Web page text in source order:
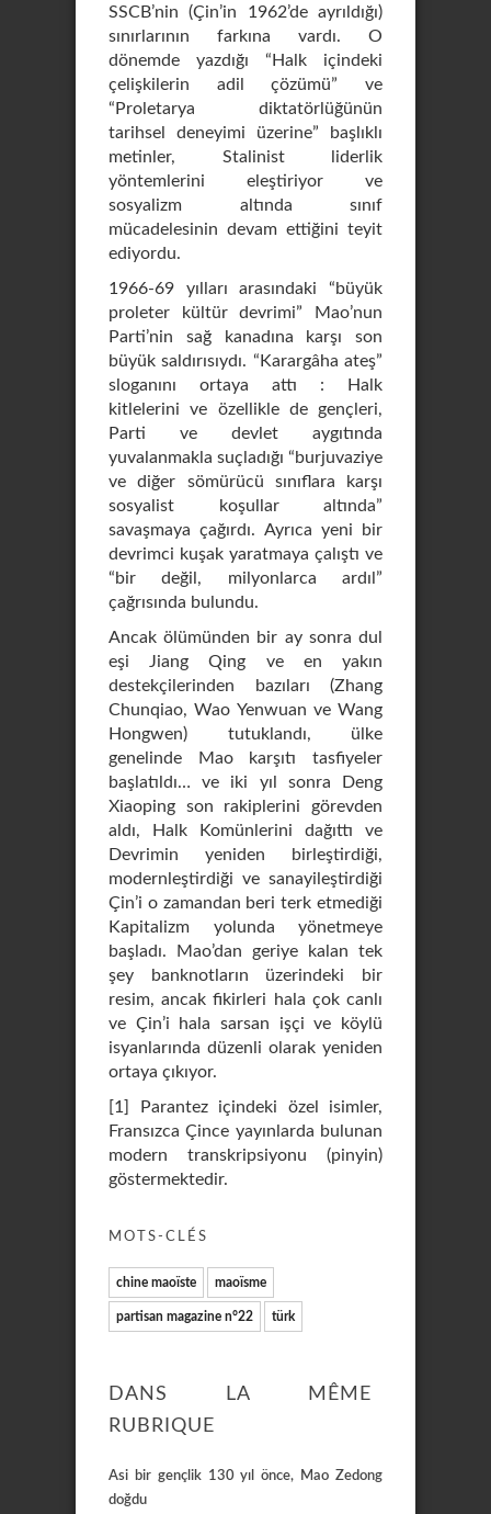
SSCB’nin (Çin’in 1962’de ayrıldığı)
sınırlarının farkına vardı. O
dönemde yazdığı “Halk içindeki
çelişkilerin adil çözümü” ve
“Proletarya diktatörlüğünün
tarihsel deneyimi üzerine” başlıklı
metinler, Stalinist liderlik
yöntemlerini eleştiriyor ve
sosyalizm altında sınıf
mücadelesinin devam ettiğini teyit
ediyordu.
1966-69 yılları arasındaki “büyük
proleter kültür devrimi” Mao’nun
Parti’nin sağ kanadına karşı son
büyük saldırısıydı. “Karargâha ateş”
sloganını ortaya attı : Halk
kitlelerini ve özellikle de gençleri,
Parti ve devlet aygıtında
yuvalanmakla suçladığı “burjuvaziye
ve diğer sömürücü sınıflara karşı
sosyalist koşullar altında”
savaşmaya çağırdı. Ayrıca yeni bir
devrimci kuşak yaratmaya çalıştı ve
“bir değil, milyonlarca ardıl”
çağrısında bulundu.
Ancak ölümünden bir ay sonra dul
eşi Jiang Qing ve en yakın
destekçilerinden bazıları (Zhang
Chunqiao, Wao Yenwuan ve Wang
Hongwen) tutuklandı, ülke
genelinde Mao karşıtı tasfiyeler
başlatıldı… ve iki yıl sonra Deng
Xiaoping son rakiplerini görevden
aldı, Halk Komünlerini dağıttı ve
Devrimin yeniden birleştirdiği,
modernleştirdiği ve sanayileştirdiği
Çin’i o zamandan beri terk etmediği
Kapitalizm yolunda yönetmeye
başladı. Mao’dan geriye kalan tek
şey banknotların üzerindeki bir
resim, ancak fikirleri hala çok canlı
ve Çin’i hala sarsan işçi ve köylü
isyanlarında düzenli olarak yeniden
ortaya çıkıyor.
[1] Parantez içindeki özel isimler,
Fransızca Çince yayınlarda bulunan
modern transkripsiyonu (pinyin)
göstermektedir.
MOTS-CLÉS
chine maoïste maoïsme
partisan magazine n°22 türk
DANS LA MÊME
RUBRIQUE
Asi bir gençlik 130 yıl önce, Mao Zedong
doğdu